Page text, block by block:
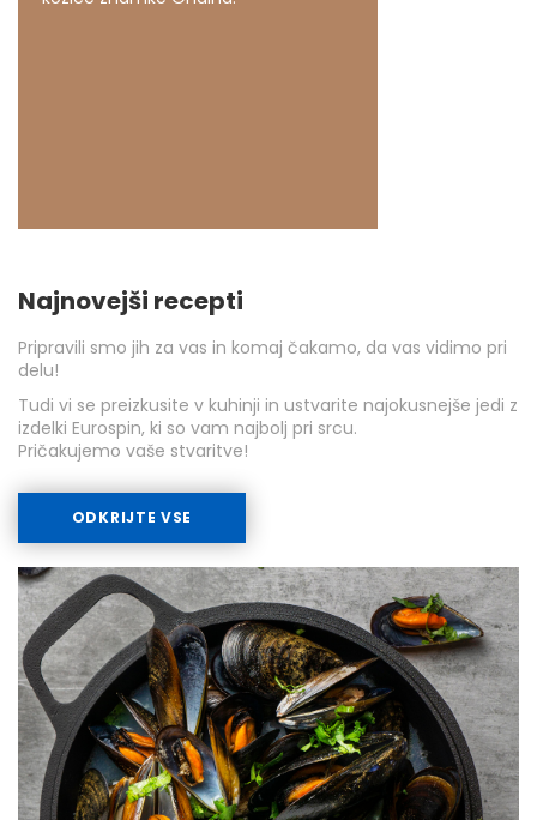
Najnovejši recepti
Pripravili smo jih za vas in komaj čakamo, da vas vidimo pri
delu!
Tudi vi se preizkusite v kuhinji in ustvarite najokusnejše jedi z
izdelki Eurospin, ki so vam najbolj pri srcu.
Pričakujemo vaše stvaritve!
ODKRIJTE VSE